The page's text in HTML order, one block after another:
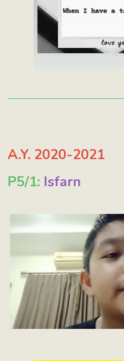
A.Y. 2020-2021
P5/1: Isfarn